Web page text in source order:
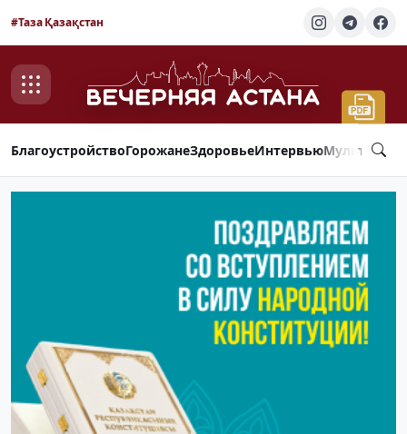
#Таза Қазақстан
БлагоустройствоГорожанеЗдоровьеИнтервью